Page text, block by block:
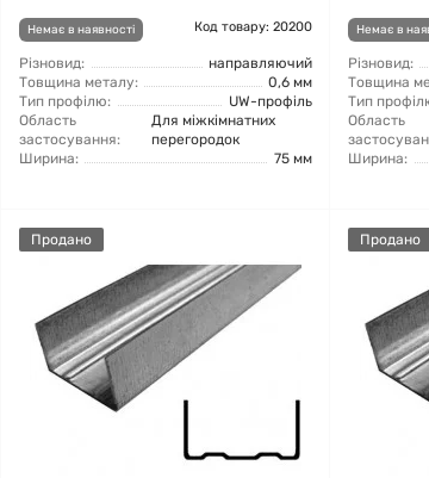
Немає в наявності Код товару: 20200
Різновид:
направляючий
Товщина металу:
0,6 мм
Тип профілю:
UW-профіль
Область
застосування:
Для міжкімнатних
перегородок
Ширина:
75 мм
Немає в
Різновид:
Товщина
Тип
Область
Ширина:
Продано Продано